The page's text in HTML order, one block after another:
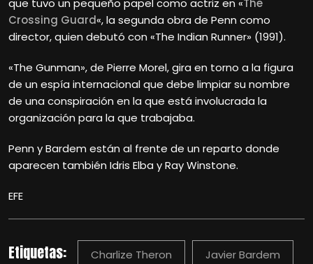
Crossing Guard«, la segunda obra de Penn como
director, quien debutó con «The Indian Runner» (1991).
«The Gunman», de Pierre Morel, gira en torno a la figura
de un espía internacional que debe limpiar su nombre
de una conspiración en la que está involucrada la
organización para la que trabajaba.
Penn y Bardem están al frente de un reparto donde
aparecen también Idris Elba y Ray Winstone.
EFE
Etiquetas: Charlize Theron Javier Bardem